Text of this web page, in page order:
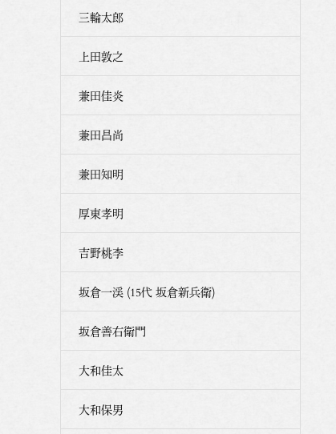
三輪太郎
上田敦之
兼田佳炎
兼田昌尚
兼田知明
厚東孝明
吉野桃李
坂倉一渓 (15代 坂倉新兵衛)
坂倉善右衛門
大和佳太
大和保男